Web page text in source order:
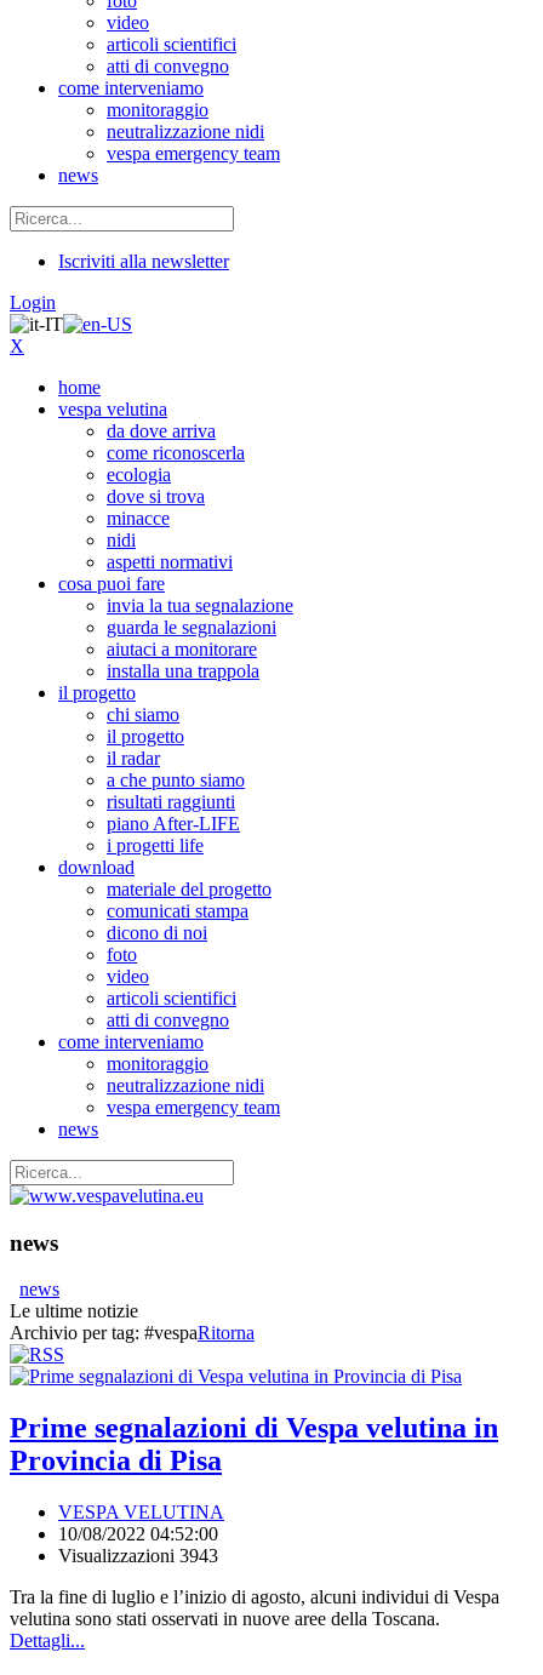
video
articoli scientifici
atti di convegno
come interveniamo
monitoraggio
neutralizzazione nidi
vespa emergency team
news
Iscriviti alla newsletter
Login
X
home
vespa velutina
da dove arriva
come riconoscerla
ecologia
dove si trova
minacce
nidi
aspetti normativi
cosa puoi fare
invia la tua segnalazione
guarda le segnalazioni
aiutaci a monitorare
installa una trappola
il progetto
chi siamo
il progetto
il radar
a che punto siamo
risultati raggiunti
piano After-LIFE
i progetti life
download
materiale del progetto
comunicati stampa
dicono di noi
foto
video
articoli scientifici
atti di convegno
come interveniamo
monitoraggio
neutralizzazione nidi
vespa emergency team
news
news
news
Le ultime notizie
Archivio per tag: #vespaRitorna
Prime segnalazioni di Vespa velutina in
Provincia di Pisa
VESPA VELUTINA
10/08/2022 04:52:00
Visualizzazioni 3943
Tra la fine di luglio e l’inizio di agosto, alcuni individui di Vespa
velutina sono stati osservati in nuove aree della Toscana.
Dettagli...